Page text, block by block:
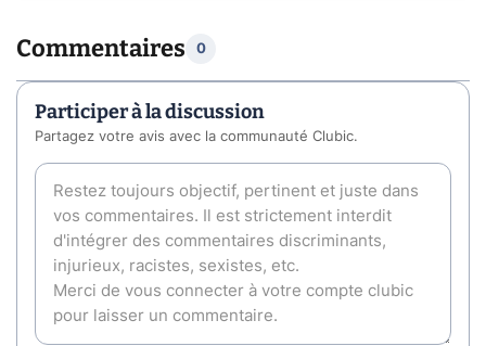
Commentaires 0
Participer à la discussion
Partagez votre avis avec la communauté Clubic.